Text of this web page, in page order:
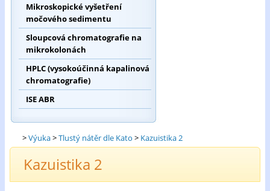
Mikroskopické vyšetření
močového sedimentu
Sloupcová chromatografie na
mikrokolonách
HPLC (vysokoúčinná kapalinová
chromatografie)
ISE ABR
>Výuka>Tlustý nátěr dle Kato > Kazuistika 2
Kazuistika 2